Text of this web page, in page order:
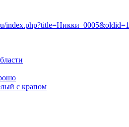
с крапом